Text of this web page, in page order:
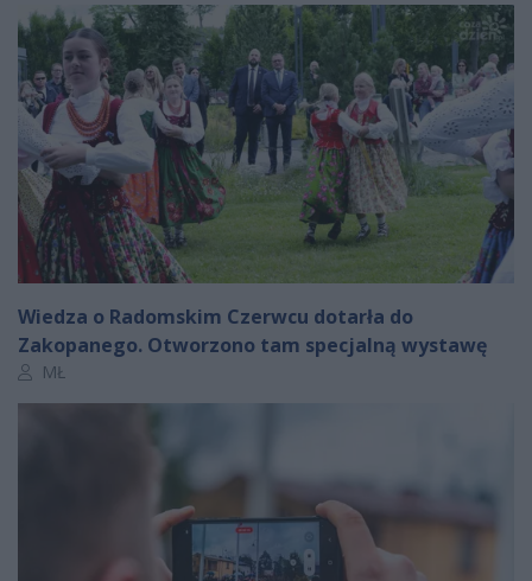
Wiedza o Radomskim Czerwcu dotarła do
Zakopanego. Otworzono tam specjalną wystawę
Autor artykułu:
MŁ